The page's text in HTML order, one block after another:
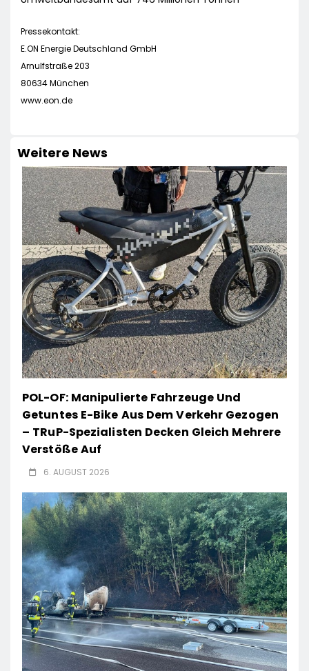
Pressekontakt:
E.ON Energie Deutschland GmbH
Arnulfstraße 203
80634 München
www.eon.de
Weitere News
POL-OF: Manipulierte Fahrzeuge Und
Getuntes E-Bike Aus Dem Verkehr Gezogen
– TRuP-Spezialisten Decken Gleich Mehrere
Verstöße Auf
6. AUGUST 2026